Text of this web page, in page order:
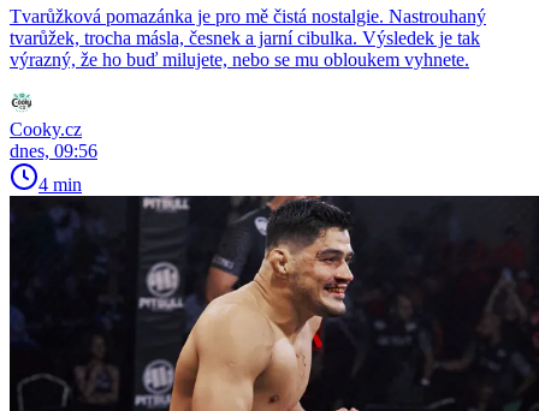
Tvarůžková pomazánka je pro mě čistá nostalgie. Nastrouhaný
tvarůžek, trocha másla, česnek a jarní cibulka. Výsledek je tak
výrazný, že ho buď milujete, nebo se mu obloukem vyhnete.
Cooky.cz
dnes, 09:56
4 min